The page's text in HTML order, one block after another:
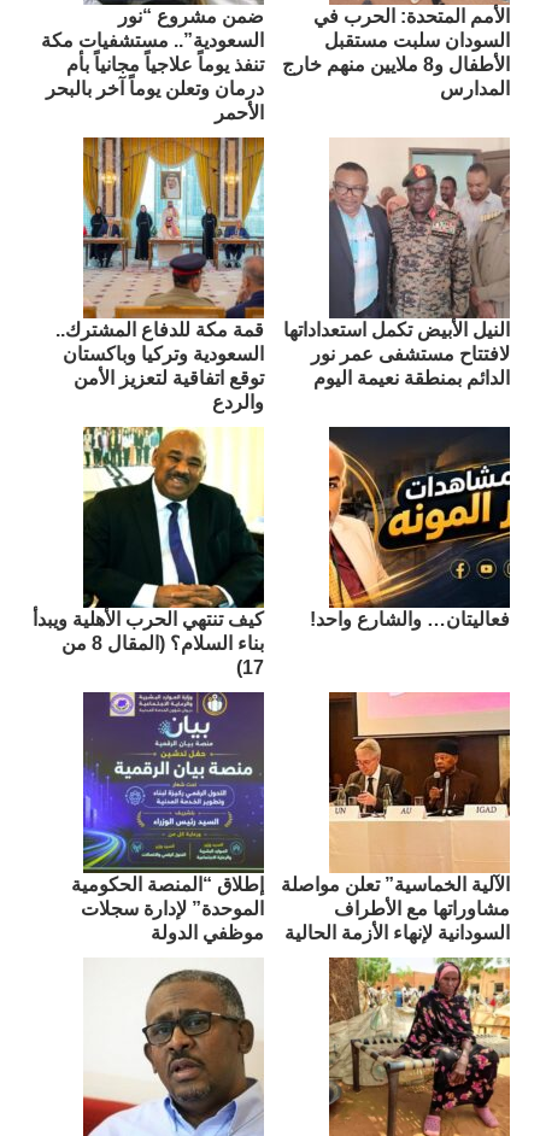
الأمم المتحدة: الحرب في
السودان سلبت مستقبل
الأطفال و8 ملايين منهم خارج
المدارس
ضمن مشروع “نور
السعودية”.. مستشفيات مكة
تنفذ يوماً علاجياً مجانياً بأم
درمان وتعلن يوماً آخر بالبحر
الأحمر
النيل الأبيض تكمل استعداداتها
لافتتاح مستشفى عمر نور
الدائم بمنطقة نعيمة اليوم
قمة مكة للدفاع المشترك..
السعودية وتركيا وباكستان
توقع اتفاقية لتعزيز الأمن
والردع
فعاليتان… والشارع واحد!
كيف تنتهي الحرب الأهلية ويبدأ
بناء السلام؟ (المقال 8 من
17)
الآلية الخماسية” تعلن مواصلة
مشاوراتها مع الأطراف
السودانية لإنهاء الأزمة الحالية
إطلاق “المنصة الحكومية
الموحدة” لإدارة سجلات
موظفي الدولة